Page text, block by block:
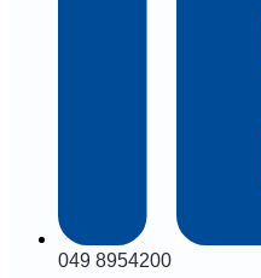
049 8954200